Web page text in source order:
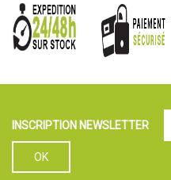
INSCRIPTION NEWSLETTER